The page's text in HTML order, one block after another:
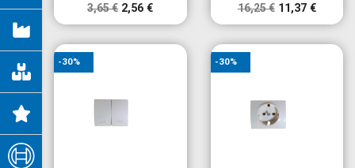
3,65 € 2,56 € 16,25 € 11,37 €
-30% -30%